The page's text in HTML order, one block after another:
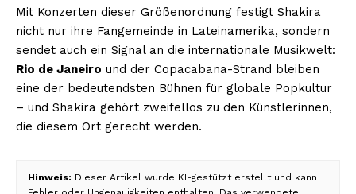
Mit Konzerten dieser Größenordnung festigt Shakira
nicht nur ihre Fangemeinde in Lateinamerika, sondern
sendet auch ein Signal an die internationale Musikwelt:
Rio de Janeiro und der Copacabana-Strand bleiben
eine der bedeutendsten Bühnen für globale Popkultur
– und Shakira gehört zweifellos zu den Künstlerinnen,
die diesem Ort gerecht werden.
Hinweis: Dieser Artikel wurde KI-gestützt erstellt und kann